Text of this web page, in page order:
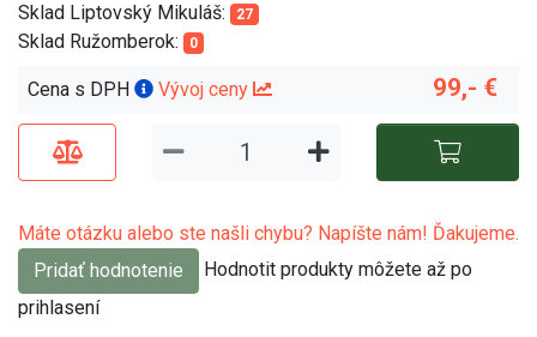
Sklad Liptovský Mikuláš:
27
Sklad Ružomberok: 0
Cena s DPH 99,- €
Vývoj ceny
Máte otázku alebo ste našli chybu? Napíšte nám! Ďakujeme.
Pridať hodnotenie
Hodnotit produkty môžete až po
prihlasení